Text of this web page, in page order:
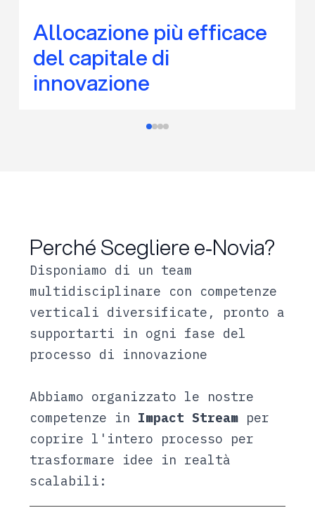
Allocazione più efficace
del capitale di
innovazione
Perché Scegliere e‑Novia?
Disponiamo di un team
multidisciplinare con competenze
verticali diversificate, pronto a
supportarti in ogni fase del
processo di innovazione
Abbiamo organizzato le nostre
competenze in Impact Stream per
coprire l'intero processo per
trasformare idee in realtà
scalabili: